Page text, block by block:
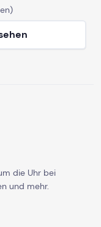
die Uhr bei
und mehr.